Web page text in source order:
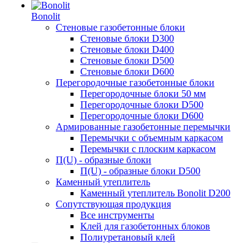
Bonolit
Стеновые газобетонные блоки
Стеновые блоки D300
Стеновые блоки D400
Стеновые блоки D500
Стеновые блоки D600
Перегородочные газобетонные блоки
Перегородочные блоки 50 мм
Перегородочные блоки D500
Перегородочные блоки D600
Армированные газобетонные перемычки
Перемычки с объемным каркасом
Перемычки с плоским каркасом
П(U) - образные блоки
П(U) - образные блоки D500
Каменный утеплитель
Каменный утеплитель Bonolit D200
Сопутствующая продукция
Все инструменты
Клей для газобетонных блоков
Полиуретановый клей